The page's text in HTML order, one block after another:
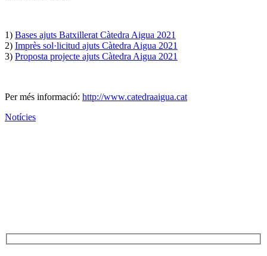
1) Bases ajuts Batxillerat Càtedra Aigua 2021
2) Imprès sol·licitud ajuts Càtedra Aigua 2021
3) Proposta projecte ajuts Càtedra Aigua 2021
Per més informació: http://www.catedraaigua.cat
Notícies